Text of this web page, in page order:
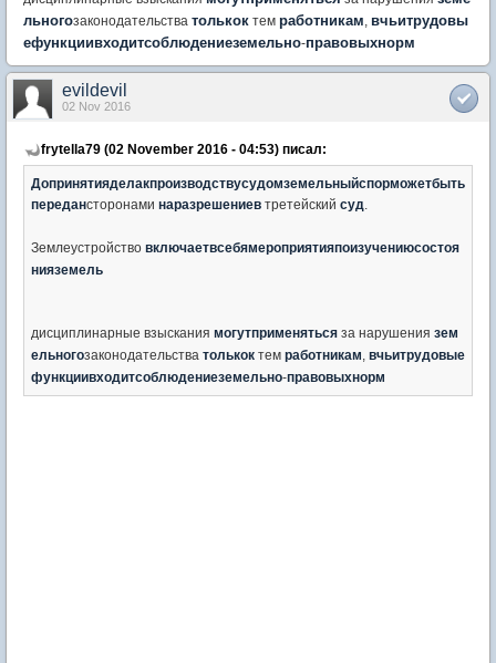
льногозаконодательства толькок тем работникам, вчьитрудовы
ефункциивходитсоблюдениеземельно-правовыхнорм
evildevil
02 Nov 2016
frytella79 (02 November 2016 - 04:53) писал:
Допринятияделакпроизводствусудомземельныйспорможетбыть
передансторонами наразрешениев третейский суд.
Землеустройство включаетвсебямероприятияпоизучениюсостоя
нияземель
дисциплинарные взыскания могутприменяться за нарушения зем
ельногозаконодательства толькок тем работникам, вчьитрудовые
функциивходитсоблюдениеземельно-правовыхнорм